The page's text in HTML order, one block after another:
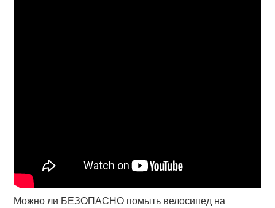
Можно ли БЕЗОПАСНО помыть велосипед на